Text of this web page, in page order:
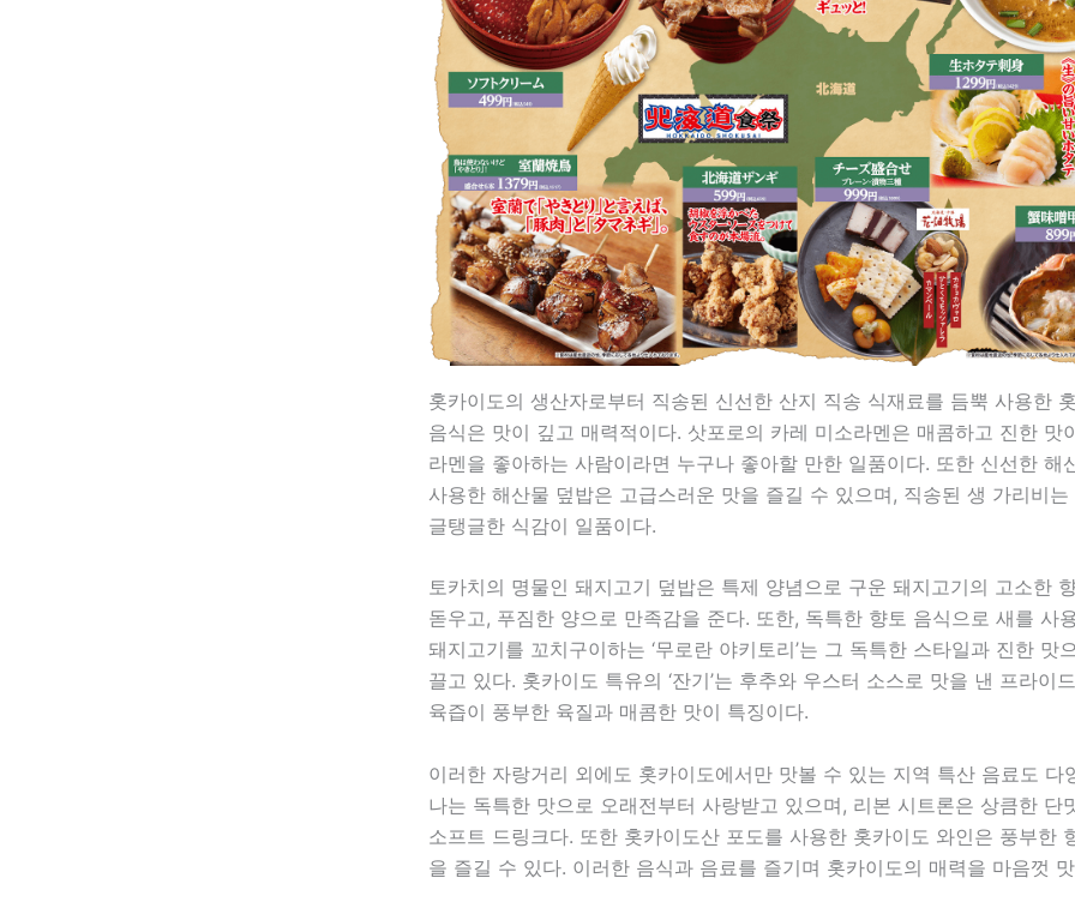
홋카이도의 생산자로부터 직송된 신선한 산지 직송 식재료를 듬뿍 사용한
음식은 맛이 깊고 매력적이다. 삿포로의 카레 미소라멘은 매콤하고 진한 맛
라멘을 좋아하는 사람이라면 누구나 좋아할 만한 일품이다. 또한 신선한 해
사용한 해산물 덮밥은 고급스러운 맛을 즐길 수 있으며, 직송된 생 가리비는
글탱글한 식감이 일품이다.
토카치의 명물인 돼지고기 덮밥은 특제 양념으로 구운 돼지고기의 고소한
돋우고, 푸짐한 양으로 만족감을 준다. 또한, 독특한 향토 음식으로 새를 사
돼지고기를 꼬치구이하는 ‘무로란 야키토리’는 그 독특한 스타일과 진한 맛
끌고 있다. 홋카이도 특유의 ‘잔기’는 후추와 우스터 소스로 맛을 낸 프라이
육즙이 풍부한 육질과 매콤한 맛이 특징이다.
이러한 자랑거리 외에도 홋카이도에서만 맛볼 수 있는 지역 특산 음료도 다
나는 독특한 맛으로 오래전부터 사랑받고 있으며, 리본 시트론은 상큼한 단
소프트 드링크다. 또한 홋카이도산 포도를 사용한 홋카이도 와인은 풍부한
을 즐길 수 있다. 이러한 음식과 음료를 즐기며 홋카이도의 매력을 마음껏